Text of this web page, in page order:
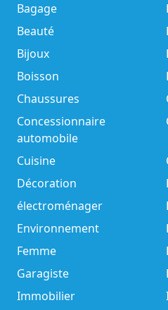
Bagage
Beauté
Bijoux
Boisson
Chaussures
Concessionnaire
automobile
Cuisine
Décoration
électroménager
Environnement
Femme
Garagiste
Immobilier